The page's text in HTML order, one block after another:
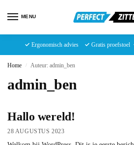
MENU
✓ Ergonomisch advies ✓ Gratis proefstoel
Home / Auteur: admin_ben
admin_ben
Hallo wereld!
28 AUGUSTUS 2023